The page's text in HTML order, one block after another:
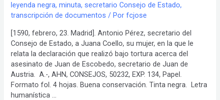
leyenda negra,minuta, secretario Consejo de Estado,
transcripción de documentos / Porfcjose
[1590, febrero, 23. Madrid]. Antonio Pérez, secretario del
Consejo de Estado, a Juana Coello, su mujer, en la que le
relata la declaración que realizó bajo tortura acerca del
asesinato de Juan de Escobedo, secretario de Juan de
Austria. A.-, AHN, CONSEJOS, 50232, EXP. 134, Papel.
Formato fol. 4 hojas. Buena conservación. Tinta negra. Letra
humanística …